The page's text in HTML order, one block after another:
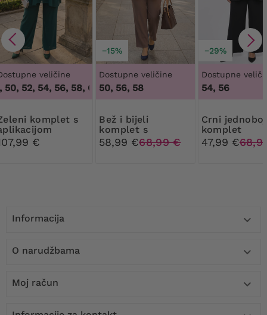
veličine
52, 54, 56, 58, 60, 62, 64,48, 50, 52, 54, 56, 58, 60,
s
€
−15%
Dostupne veličine
50, 56, 58
Bež i bijeli
komplet s
hlačama s
točkicama
58,99 €68,99 €
−29%
Dostupne
54, 56
Crni jednobojni
komplet
47,99 €
Informacija 
O narudžbama 
Moj račun 